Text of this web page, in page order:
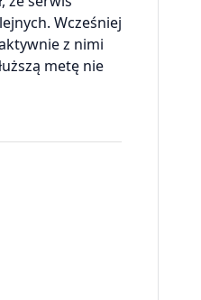
Wcześniej
z nimi
metę nie